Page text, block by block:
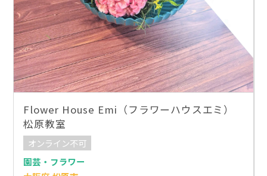
Flower House Emi（フラワーハウスエミ）
松原教室
オンライン不可
園芸・フラワー